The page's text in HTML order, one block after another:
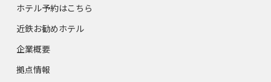
ホテル予約はこちら
近鉄お勧めホテル
企業概要
拠点情報